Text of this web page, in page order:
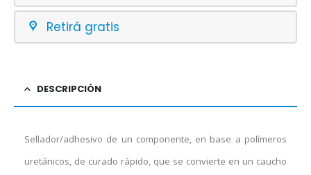
Retirá gratis
DESCRIPCIÓN
Sellador/adhesivo de un componente, en base a polímeros
uretánicos, de curado rápido, que se convierte en un caucho